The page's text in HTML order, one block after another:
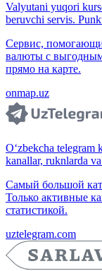
Valyutani yuqori
beruvchi servis.
Сервис,
валюты с
прямо на карте.
onmap.uz
O‘zbekcha telegram
kanallar, ruknlarda
Самый большой
Только активные
статистикой.
uztelegram.com